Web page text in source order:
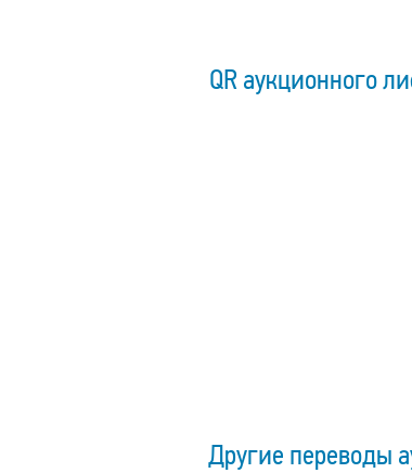
QR аукционного
Другие переводы